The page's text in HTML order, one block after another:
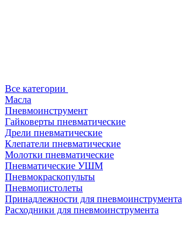
Все категории
Масла
Пневмоинструмент
Гайковерты пневматические
Дрели пневматические
Клепатели пневматические
Молотки пневматические
Пневматические УШМ
Пневмокраскопульты
Пневмопистолеты
Принадлежности для пневмоинструмента
Расходники для пневмоинструмента